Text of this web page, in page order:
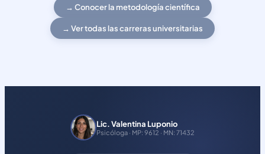
→ Conocer la metodología científica
→ Ver todas las carreras universitarias
Lic. Valentina Luponio
Psicóloga · MP: 9612 · MN: 71432